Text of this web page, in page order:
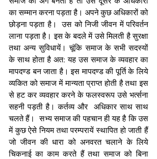
का सम्मान करना पड़ता है। अपने कुछ अधिकारों को
छोड़ना पड़ता है।  उस को निजी जीवन में परिवर्तन
लाना पड़ता है। इस के बदले में उसे मिलती है सुरक्षा
तथा अन्य सुविधायें। चूंकि समाज के सभी सदस्यों
के साथ होता है अत: यह उस समाज के व्यवहार का
मापदण्ड बन जाता है। इस मापदण्ड की पूर्ति के लिये
व्यकित को समाज में मान्यता प्राप्त होती है तथा इस
से हट कर व्यवहार करने के फलस्वरूप उसे भर्त्सना
सहनी पड़ती है। कर्तव्य और  अधिकार साथ साथ
चलते हैं।  सभ्य समाज की पहचान ही यह है कि उस
में कुछ ऐसे नियम तथा परम्परायें स्थापित हो जाती हैं
जो जीवन की धारा को अनवरत चलाने के लिये
चिकनाई का काम करते हैं तथा समाज को बिना